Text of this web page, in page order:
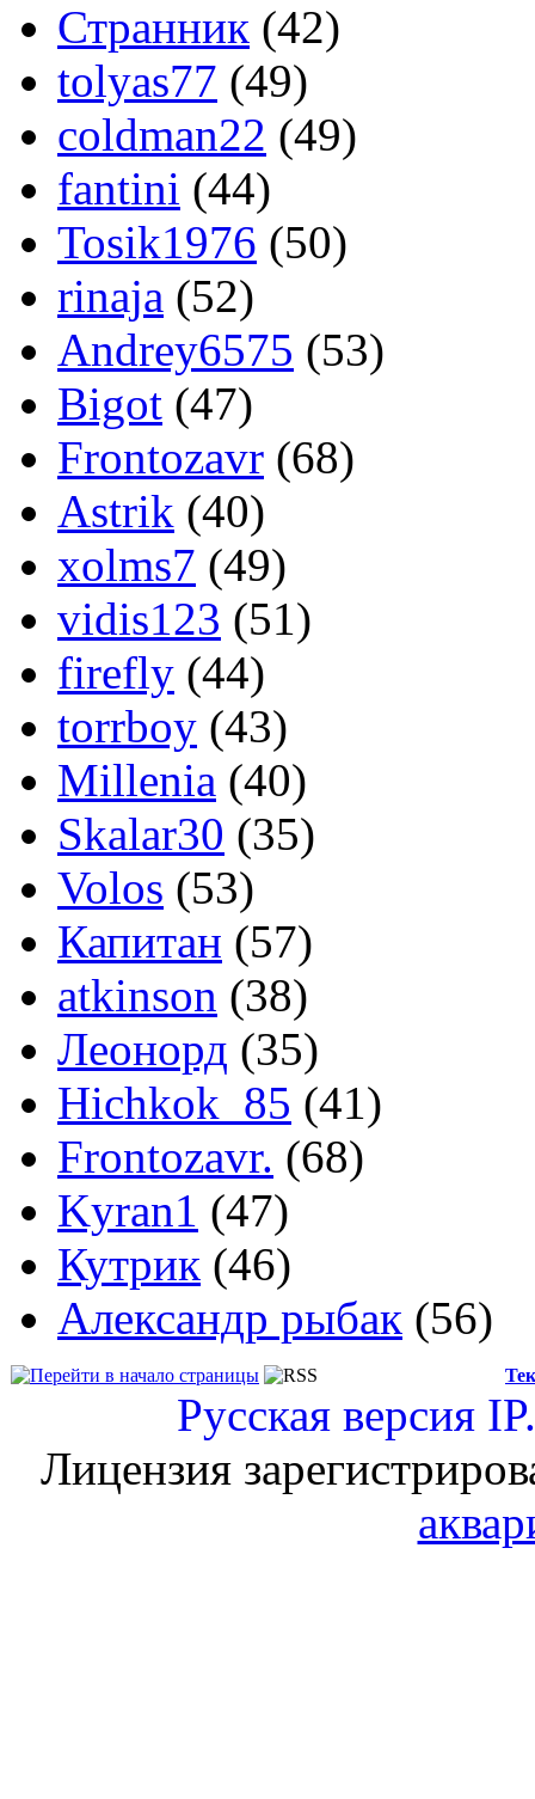
Странник (42)
tolyas77 (49)
coldman22 (49)
fantini (44)
Tosik1976 (50)
rinaja (52)
Andrey6575 (53)
Bigot (47)
Frontozavr (68)
Astrik (40)
xolms7 (49)
vidis123 (51)
firefly (44)
torrboy (43)
Millenia (40)
Skalar30 (35)
Volos (53)
Капитан (57)
atkinson (38)
Леонорд (35)
Hichkok_85 (41)
Frontozavr. (68)
Kyran1 (47)
Кутрик (46)
Александр рыбак (56)
Русская версия
Лицензия